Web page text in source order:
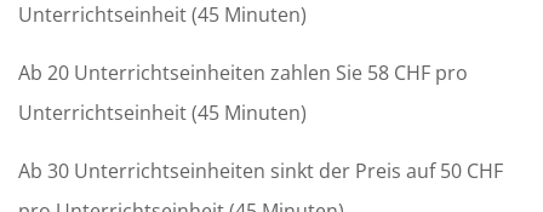
Unterrichtseinheit (45 Minuten)
Ab 20 Unterrichtseinheiten zahlen Sie 58 CHF pro
Unterrichtseinheit (45 Minuten)
Ab 30 Unterrichtseinheiten sinkt der Preis auf 50 CHF